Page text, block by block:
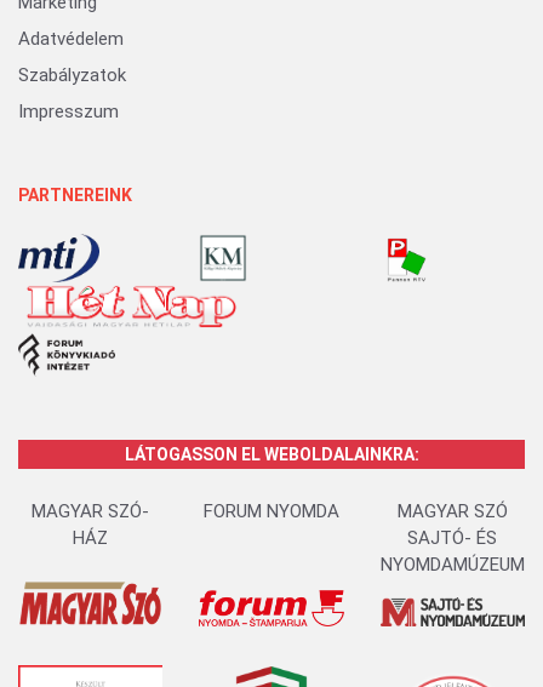
Adatvédelem
Szabályzatok
Impresszum
PARTNEREINK
LÁTOGASSON EL WEBOLDALAINKRA:
MAGYAR SZÓ-
HÁZ
FORUM NYOMDA
MAGYAR SZÓ
SAJTÓ- ÉS
NYOMDAMÚZEUM